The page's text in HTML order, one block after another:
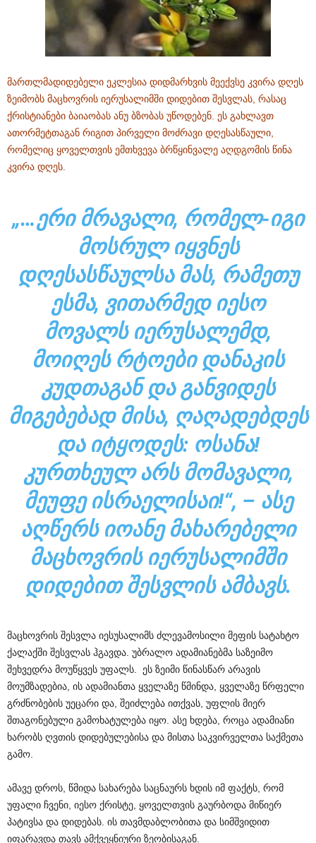
მართლმადიდებელი ეკლესია დიდმარხვის მეექვსე კვირა დღეს
ზეიმობს მაცხოვრის იერუსალიმში დიდებით შესვლას, რასაც
ქრისტიანები ბაიაობას ანუ ბზობას უწოდებენ. ეს გახლავთ
ათორმეტთაგან რიგით პირველი მოძრავი დღესასწაული,
რომელიც ყოველთვის ემთხვევა ბრწყინვალე აღდგომის წინა
კვირა დღეს.
„…ᲔᲠᲘ ᲛᲠᲐᲕᲐᲚᲘ, ᲠᲝᲛᲔᲚ-ᲘᲒᲘ
ᲛᲝᲡᲠᲣᲚ ᲘᲧᲕᲜᲔᲡ
ᲓᲦᲔᲡᲐᲡᲬᲐᲣᲚᲡᲐ ᲛᲐᲡ, ᲠᲐᲛᲔᲗᲣ
ᲔᲡᲛᲐ, ᲕᲘᲗᲐᲠᲛᲔᲓ ᲘᲔᲡᲝ
ᲛᲝᲕᲐᲚᲡ ᲘᲔᲠᲣᲡᲐᲚᲔᲛᲓ,
ᲛᲝᲘᲦᲔᲡ ᲠᲢᲝᲔᲑᲘ ᲓᲐᲜᲐᲙᲘᲡ
ᲙᲣᲓᲗᲐᲒᲐᲜ ᲓᲐ ᲒᲐᲜᲕᲘᲓᲔᲡ
ᲛᲘᲒᲔᲑᲔᲑᲐᲓ ᲛᲘᲡᲐ, ᲦᲐᲦᲐᲓᲔᲑᲓᲔᲡ
ᲓᲐ ᲘᲢᲧᲝᲓᲔᲡ: ᲝᲡᲐᲜᲐ!
ᲙᲣᲠᲗᲮᲔᲣᲚ ᲐᲠᲡ ᲛᲝᲛᲐᲕᲐᲚᲘ,
ᲛᲔᲣᲤᲔ ᲘᲡᲠᲐᲔᲚᲘᲡᲐᲘ!“, – ᲐᲡᲔ
ᲐᲦᲬᲔᲠᲡ ᲘᲝᲐᲜᲔ ᲛᲐᲮᲐᲠᲔᲑᲔᲚᲘ
ᲛᲐᲪᲮᲝᲕᲠᲘᲡ ᲘᲔᲠᲣᲡᲐᲚᲘᲛᲨᲘ
ᲓᲘᲓᲔᲑᲘᲗ ᲨᲔᲡᲕᲚᲘᲡ ᲐᲛᲑᲐᲕᲡ.
მაცხოვრის შესვლა იესუსალიმს ძლევამოსილი მეფის სატახტო
ქალაქში შესვლას ჰგავდა. უბრალო ადამიანებმა საზეიმო
შეხვედრა მოუწყვეს უფალს. ეს ზეიმი წინასწარ არავის
მოუმზადებია, ის ადამიანთა ყველაზე წმინდა, ყველაზე წრფელი
გრძნობების უეცარი და, შეიძლება ითქვას, უფლის მიერ
შთაგონებული გამოხატულება იყო. ასე ხდება, როცა ადამიანი
ხარობს ღვთის დიდებულებისა და მისთა საკვირველთა საქმეთა
გამო.
ამავე დროს, წმიდა სახარება საცნაურს ხდის იმ ფაქტს, რომ
უფალი ჩვენი, იესო ქრისტე, ყოველთვის გაურბოდა მიწიერ
პატივსა და დიდებას. ის თავმდაბლობითა და სიმშვიდით
იფარავდა თავს ამქვეყნიური ზეობისაგან.